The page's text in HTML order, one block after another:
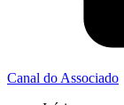
Canal do Associado